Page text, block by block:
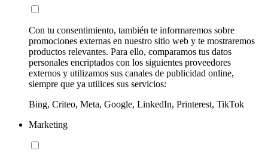
Con tu consentimiento, también te informaremos sobre
promociones externas en nuestro sitio web y te mostraremos
productos relevantes. Para ello, comparamos tus datos
personales encriptados con los siguientes proveedores
externos y utilizamos sus canales de publicidad online,
siempre que ya utilices sus servicios:
Bing, Criteo, Meta, Google, LinkedIn, Printerest, TikTok
Marketing